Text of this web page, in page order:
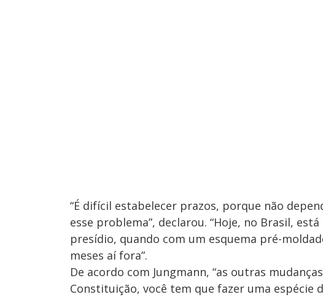
“É difícil estabelecer prazos, porque não
esse problema”, declarou. “Hoje, no Brasil,
presídio, quando com um esquema pré-
meses aí fora”.
De acordo com Jungmann, “as outras
Constituição, você tem que fazer uma espécie